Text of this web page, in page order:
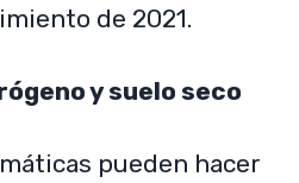
de 2021.
y suelo seco
pueden hacer